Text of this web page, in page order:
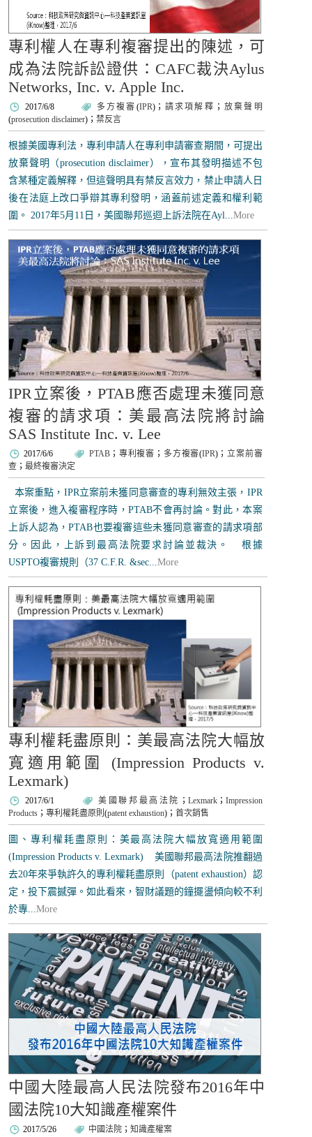
專利權人在專利複審提出的陳述，可
成為法院訴訟證供：CAFC裁決Aylus
Networks, Inc. v. Apple Inc.
2017/6/8 多方複審 (IPR)； 請求項解釋 ； 放棄聲明
(prosecution disclaimer)；禁反言
根據美國專利法，專利申請人在專利申請審查期間，可提出
放棄聲明（prosecution disclaimer），宣布其發明描述不包
含某種定義解釋，但這聲明具有禁反言效力，禁止申請人日
後在法庭上改口爭辯其專利發明，涵蓋前述定義和權利範
圍。 2017年5月11日，美國聯邦巡迴上訴法院在Ayl...More
IPR立案後，PTAB應否處理未獲同意
複審的請求項：美最高法院將討論
SAS Institute Inc. v. Lee
2017/6/6 PTAB； 專利複審 ； 多方複審(IPR)； 立案前審
查 ；最終複審決定
本案重點，IPR立案前未獲同意審查的專利無效主張，IPR
立案後，進入複審程序時，PTAB不會再討論。對此，本案
上訴人認為，PTAB也要複審這些未獲同意審查的請求項部
分。因此，上訴到最高法院要求討論並裁決。 根據
USPTO複審規則（37 C.F.R. &sec...More
專利權耗盡原則：美最高法院大幅放
寬適用範圍 (Impression Products v.
Lexmark)
2017/6/1 美國聯邦最高法院 ； Lexmark； Impression
Products ；專利權耗盡原則(patent exhaustion)；首次銷售
圖、專利權耗盡原則：美最高法院大幅放寬適用範圍
(Impression Products v. Lexmark) 美國聯邦最高法院推翻過
去20年來爭執許久的專利權耗盡原則（patent exhaustion）認
定，投下震撼彈。如此看來，智財議題的鐘擺盪傾向較不利
於專...More
中國大陸最高人民法院發布2016年中
國法院10大知識產權案件
2017/5/26 中國法院 ；知識產權案